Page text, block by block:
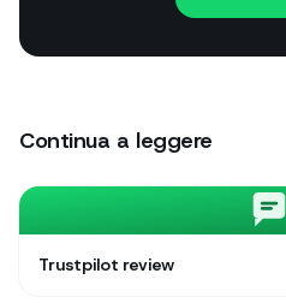
Continua a leggere
Trustpilot review